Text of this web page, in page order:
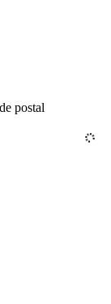
postal